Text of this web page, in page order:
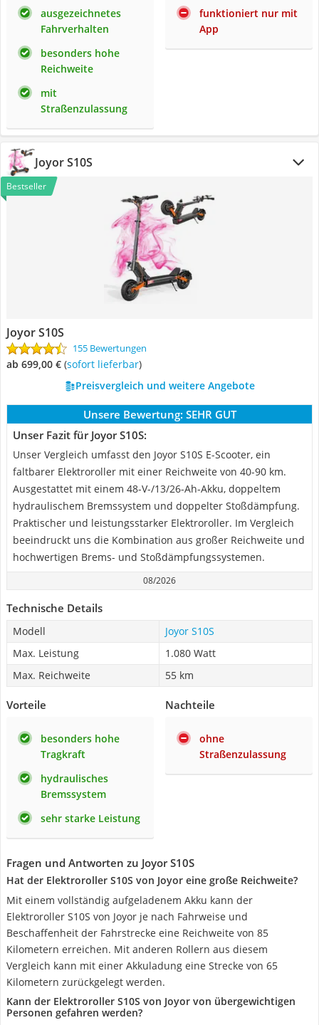
ausgezeichnetes
Fahrverhalten
besonders hohe
Reichweite
mit
Straßenzulassung
funktioniert nur mit
App
Joyor S10S
Bestseller
Joyor S10S
155 Bewertungen
ab 699,00 € ( Sofort lieferbar)
Preisvergleich und weitere Angebote
Unsere Bewertung: SEHR GUT
Unser Fazit für Joyor S10S:
Unser Vergleich umfasst den Joyor S10S E-Scooter, ein
faltbarer Elektroroller mit einer Reichweite von 40-90 km.
Ausgestattet mit einem 48-V-/13/26-Ah-Akku, doppeltem
hydraulischem Bremssystem und doppelter Stoßdämpfung.
Praktischer und leistungsstarker Elektroroller. Im Vergleich
beeindruckt uns die Kombination aus großer Reichweite und
hochwertigen Brems- und Stoßdämpfungssystemen.
08/2026
Technische Details
Modell
Joyor S10S
Max. Leistung
1.080 Watt
Max. Reichweite
55 km
Vorteile
besonders hohe
Tragkraft
hydraulisches
Bremssystem
sehr starke Leistung
Nachteile
ohne
Straßenzulassung
Fragen und Antworten zu Joyor S10S
Hat der Elektroroller S10S von Joyor eine große Reichweite?
Mit einem vollständig aufgeladenem Akku kann der
Elektroroller S10S von Joyor je nach Fahrweise und
Beschaffenheit der Fahrstrecke eine Reichweite von 85
Kilometern erreichen. Mit anderen Rollern aus diesem
Vergleich kann mit einer Akkuladung eine Strecke von 65
Kilometern zurückgelegt werden.
Kann der Elektroroller S10S von Joyor von übergewichtigen
Personen gefahren werden?